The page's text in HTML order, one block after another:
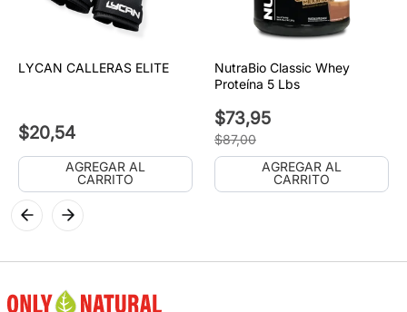
LYCAN CALLERAS ELITE
$20,54
AGREGAR AL
CARRITO
NutraBio Classic Whey
Proteína 5 Lbs
$73,95
$87,00
AGREGAR AL
CARRITO